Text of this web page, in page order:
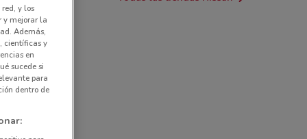
y los
y mejorar la
Además,
científicas y
en
sucede si
para
dentro de